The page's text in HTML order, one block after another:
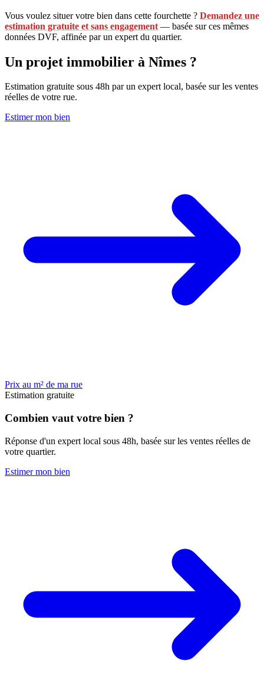
Vous voulez situer votre bien dans cette fourchette ? Demandez une
estimation gratuite et sans engagement — basée sur ces mêmes
données DVF, affinée par un expert du quartier.
Un projet immobilier à Nîmes ?
Estimation gratuite sous 48h par un expert local, basée sur les ventes
réelles de votre rue.
Estimer mon bien
Prix au m² de ma rue
Estimation gratuite
Combien vaut votre bien ?
Réponse d'un expert local sous 48h, basée sur les ventes réelles de
votre quartier.
Estimer mon bien